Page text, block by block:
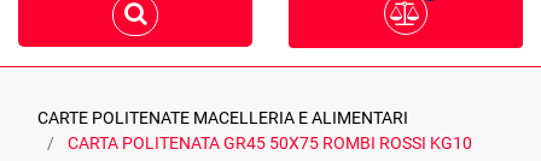
CARTE POLITENATE MACELLERIA E ALIMENTARI
CARTA POLITENATA GR45 50X75 ROMBI ROSSI KG10